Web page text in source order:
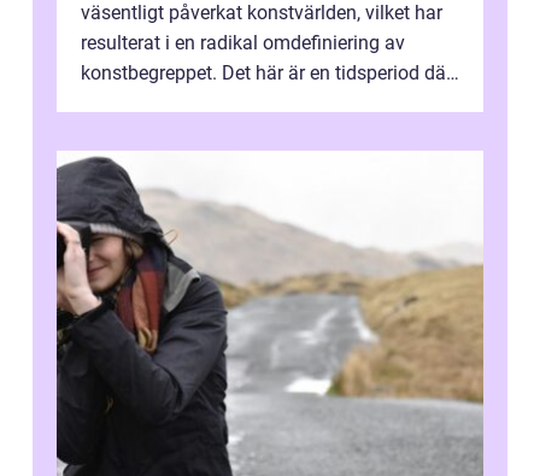
väsentligt påverkat konstvärlden, vilket har
resulterat i en radikal omdefiniering av
konstbegreppet. Det här är en tidsperiod där